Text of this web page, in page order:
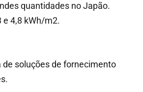
quantidades no Japão.
e 4,8 kWh/m2.
soluções de fornecimento